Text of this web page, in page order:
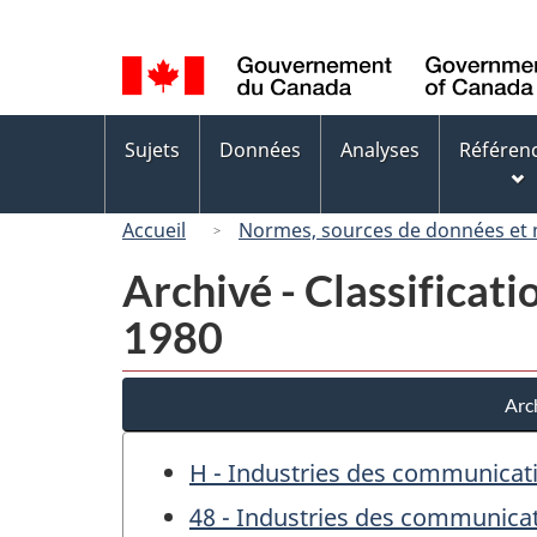
de
la
langue
des
Sujets Données Analyses
Accueil Normes, sources de données et
Archivé -
1980
H - Industries des
48 - Industries des